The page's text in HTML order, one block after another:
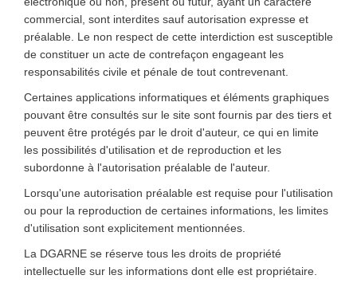
commercial, sont interdites sauf autorisation expresse et
préalable. Le non respect de cette interdiction est susceptible
de constituer un acte de contrefaçon engageant les
responsabilités civile et pénale de tout contrevenant.
Certaines applications informatiques et éléments graphiques
pouvant être consultés sur le site sont fournis par des tiers et
peuvent être protégés par le droit d'auteur, ce qui en limite
les possibilités d'utilisation et de reproduction et les
subordonne à l'autorisation préalable de l'auteur.
Lorsqu'une autorisation préalable est requise pour l'utilisation
ou pour la reproduction de certaines informations, les limites
d'utilisation sont explicitement mentionnées.
La DGARNE se réserve tous les droits de propriété
intellectuelle sur les informations dont elle est propriétaire.